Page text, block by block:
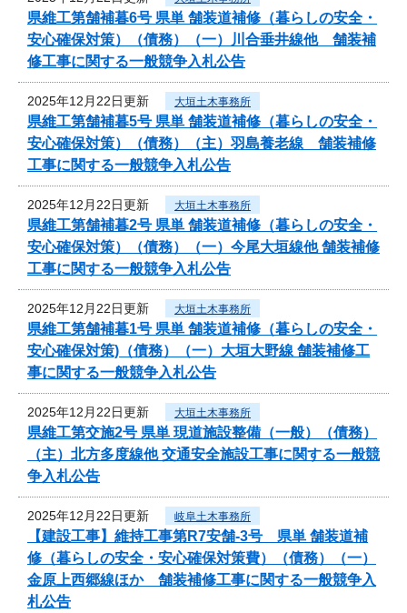
県維工第舗補暮6号 県単 舗装道補修（暮らしの安全・
安心確保対策）（債務）（一）川合垂井線他 舗装補
修工事に関する一般競争入札公告
2025年12月22日更新 大垣土木事務所
県維工第舗補暮5号 県単 舗装道補修（暮らしの安全・
安心確保対策）（債務）（主）羽島養老線 舗装補修
工事に関する一般競争入札公告
2025年12月22日更新 大垣土木事務所
県維工第舗補暮2号 県単 舗装道補修（暮らしの安全・
安心確保対策）（債務）（一）今尾大垣線他 舗装補修
工事に関する一般競争入札公告
2025年12月22日更新 大垣土木事務所
県維工第舗補暮1号 県単 舗装道補修（暮らしの安全・
安心確保対策)（債務）（一）大垣大野線 舗装補修工
事に関する一般競争入札公告
2025年12月22日更新 大垣土木事務所
県維工第交施2号 県単 現道施設整備（一般）（債務）
（主）北方多度線他 交通安全施設工事に関する一般競
争入札公告
2025年12月22日更新 岐阜土木事務所
【建設工事】維持工事第R7安舗-3号 県単 舗装道補
修（暮らしの安全・安心確保対策費）（債務）（一）
金原上西郷線ほか 舗装補修工事に関する一般競争入
札公告